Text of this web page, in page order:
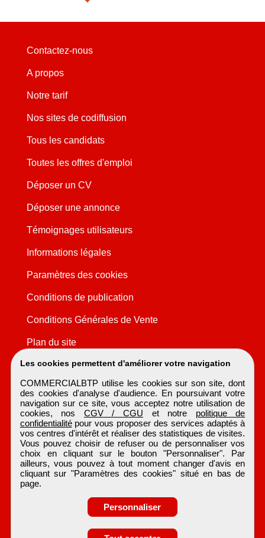
Les cookies permettent d'améliorer votre navigation
COMMERCIALBTP utilise les cookies sur son site, dont
des cookies d'analyse d'audience. En poursuivant votre
navigation sur ce site, vous acceptez notre utilisation de
cookies, nos CGV / CGU et notre politique de
confidentialitépour vous proposer des services adaptés à
vos centres d'intérêt et réaliser des statistiques de visites.
Vous pouvez choisir de refuser ou de personnaliser vos
choix en cliquant sur le bouton "Personnaliser". Par
ailleurs, vous pouvez à tout moment changer d'avis en
cliquant sur "Paramètres des cookies" situé en bas de
page.
Personnaliser
Contactez-nous
A propos
Notre tarif
Nos sites de codiffusion
Tous les candidats
Toutes les offres d'emploi
Déposer un CV
Déposer une annonce
Témoignages utilisateurs
Informations légales
Paramètres des cookies
Conditions de publication
Conditions Générales de Vente
Plan du site